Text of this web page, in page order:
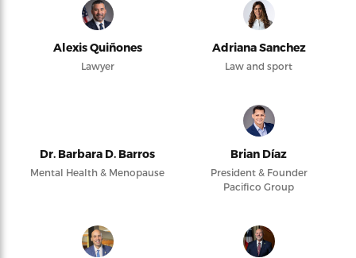
Alexis Quiñones
Lawyer
Adriana Sanchez
Law and sport
Dr. Barbara D. Barros
Mental Health & Menopause
Brian Díaz
President & Founder
Pacifico Group